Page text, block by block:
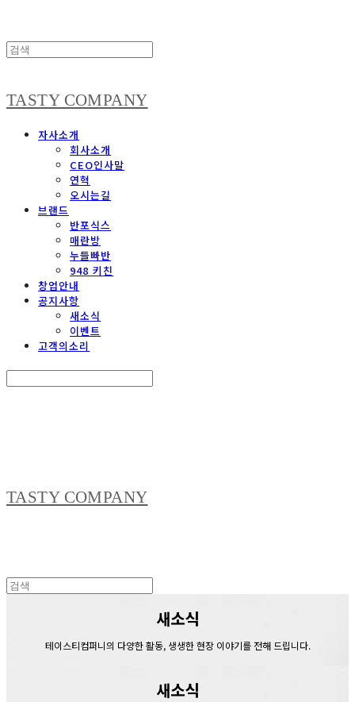
TASTY COMPANY
자사소개
회사소개
CEO인사말
연혁
오시는길
브랜드
반포식스
매란방
누들빠반
948 키친
창업안내
공지사항
새소식
이벤트
고객의소리
TASTY COMPANY
새소식
테이스티컴퍼니의 다양한 활동, 생생한 현장 이야기를 전해 드립니다.
새소식